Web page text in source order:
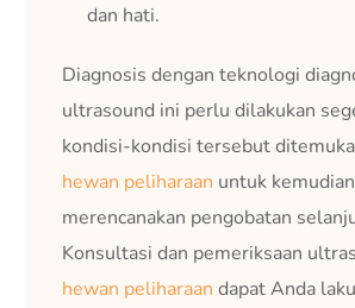
dan hati.
Diagnosis dengan teknologi
ultrasound ini perlu dilakukan
kondisi-kondisi tersebut
hewan peliharaan untuk kemudian
merencanakan pengobatan
Konsultasi dan pemeriksaan
hewan peliharaan dapat Anda